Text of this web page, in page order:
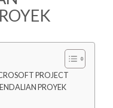
PROJECT
PROYEK